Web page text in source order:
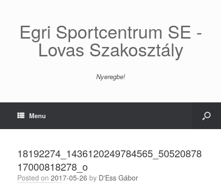
Egri Sportcentrum SE -
Lovas Szakosztály
Nyeregbe!
Menu
18192274_1436120249784565_50520878
17000818278_o
Posted on 2017-05-26 by D'Ess Gábor